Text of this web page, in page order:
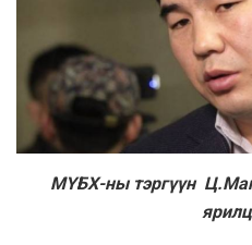
МҮБХ-ны тэргүүн